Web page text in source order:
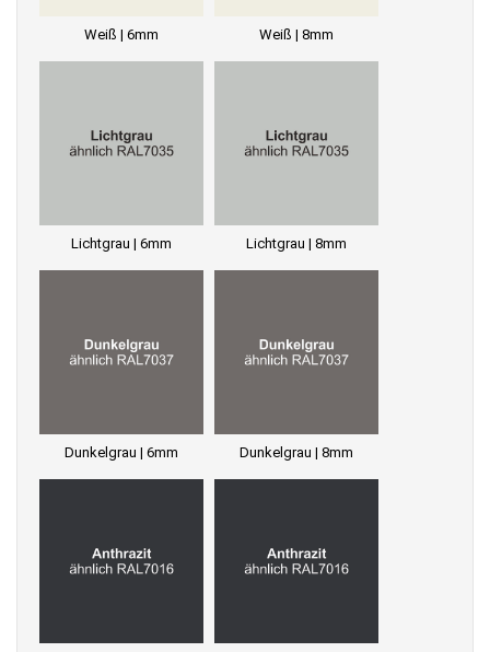
Weiß | 6mm Weiß | 8mm
Lichtgrau | 6mm Lichtgrau | 8mm
Dunkelgrau | 6mm Dunkelgrau | 8mm